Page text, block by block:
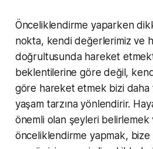
Önceliklendirme yaparken
nokta, kendi değerlerimiz ve
doğrultusunda hareket
beklentilerine göre değil,
göre hareket etmek bizi daha
yaşam tarzına yönlendirir.
önemli olan şeyleri
önceliklendirme yapmak, bize